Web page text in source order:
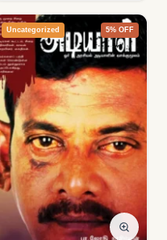
Uncategorized 5% OFF